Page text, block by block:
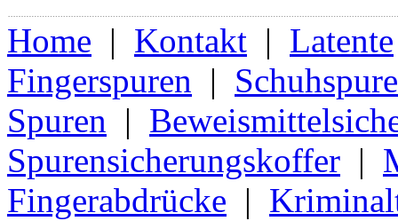
Home | Kontakt | Latente
Fingerspuren |
Spuren |
Spurensicherungskoffer |
Fingerabdrücke |